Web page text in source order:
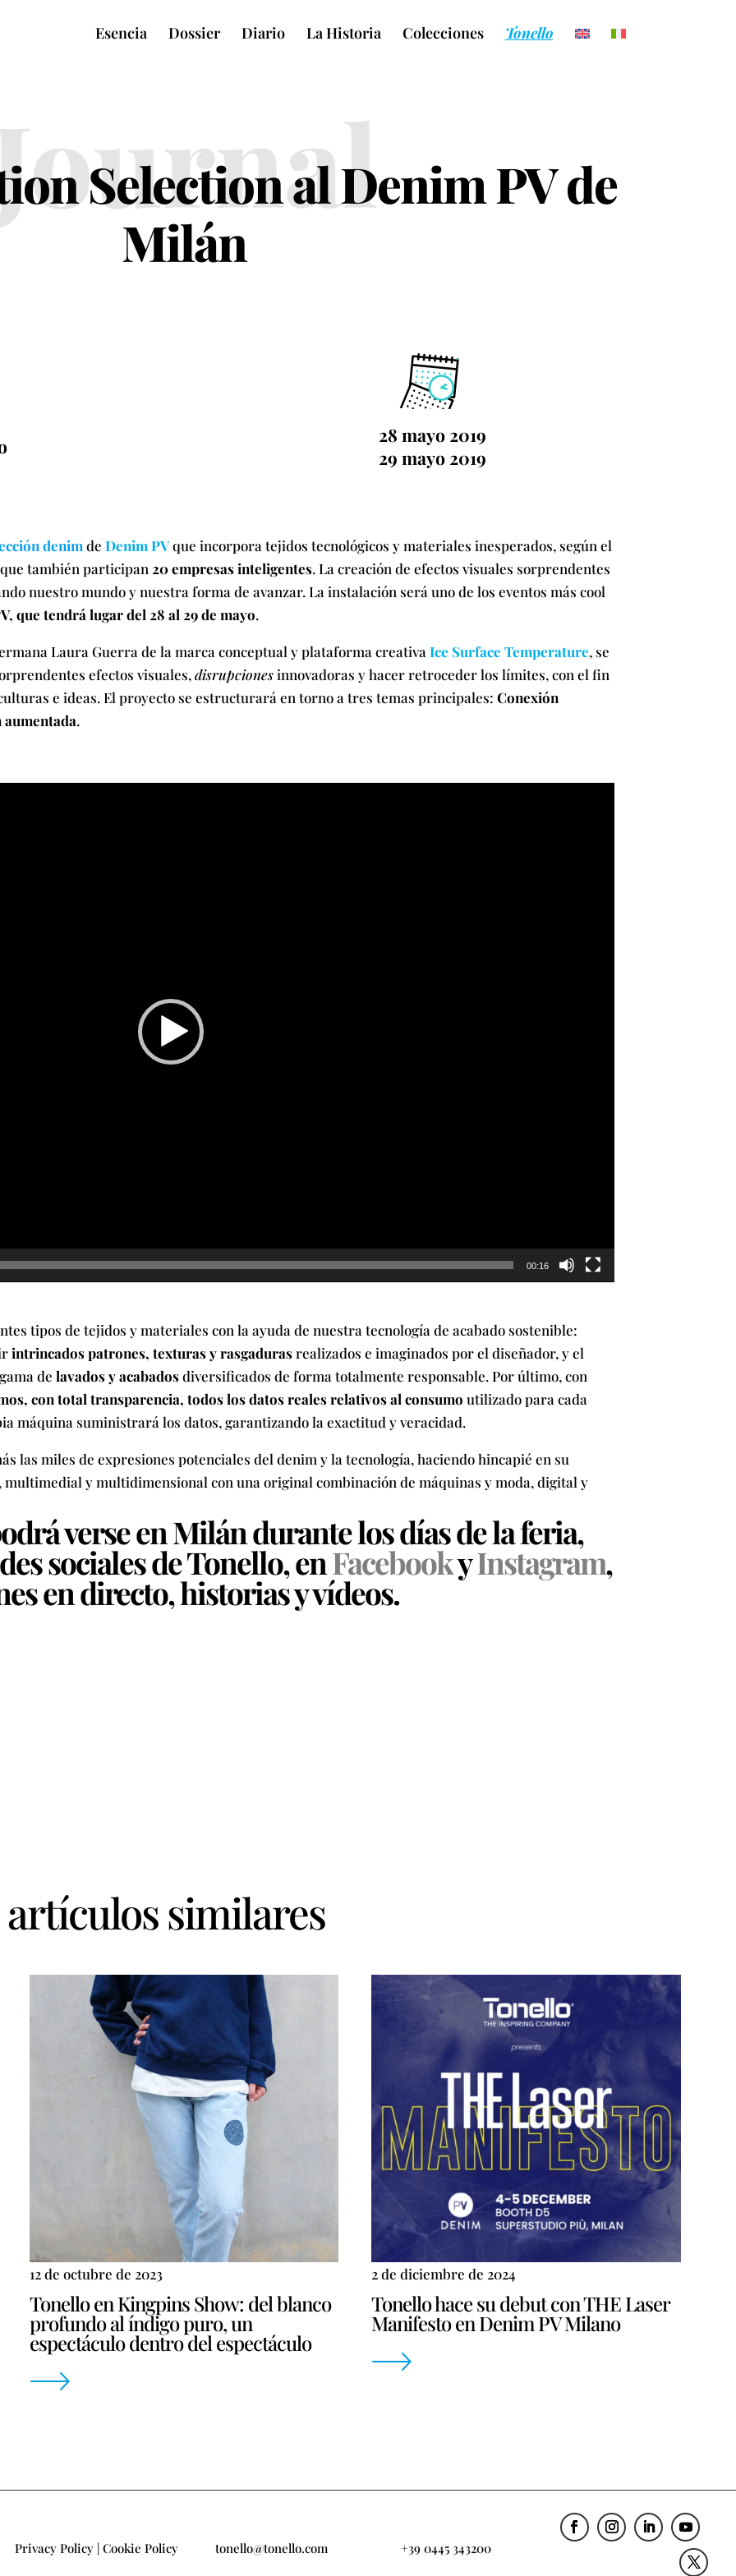
Esencia Dossier Diario La Historia Colecciones Tonello
Selection al Denim PV de
Milán
28 mayo 2019
29 mayo 2019
denimde Denim PVque incorpora tejidos tecnológicos y materiales inesperados, según el
también participan 20 empresas inteligentes. La creación de efectos visuales sorprendentes
nuestro mundo y nuestra forma de avanzar. La instalación será uno de los eventos más cool
que tendrá lugar del 28 al 29 de mayo.
Laura Guerra de la marca conceptual y plataforma creativa Ice Surface Temperature, se
efectos visuales,disrupcionesinnovadoras y hacer retroceder los límites, con el fin
e ideas. El proyecto se estructurará en torno a tres temas principales: Conexión
.
00:16
tipos de tejidos y materiales con la ayuda de nuestra tecnología de acabado sostenible:
intrincados patrones, texturas y rasgadurasrealizados e imaginados por el diseñador, y el
de lavados y acabadosdiversificados de forma totalmente responsable. Por último, con
con total transparencia, todos los datos reales relativos al consumo utilizado para cada
máquina suministrará los datos, garantizando la exactitud y veracidad.
las miles de expresiones potenciales del denim y la tecnología, haciendo hincapié en su
y multidimensional con una original combinación de máquinas y moda, digital y
verse en Milán durante los días de la feria,
sociales de Tonello, enFacebookyInstagram,
en directo, historias y vídeos.
similares
12 de octubre de 2023
Tonello en Kingpins Show: del blanco
profundo al índigo puro, un
espectáculo dentro del espectáculo
2 de diciembre de 2024
Tonello hace su debut con THE Laser
Manifesto en Denim PV Milano
Privacy Policy |Cookie Policy tonello@tonello.com +39 0445 343200